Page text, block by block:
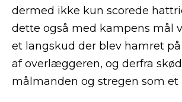
dermed ikke kun scorede
dette også med kampens mål
et langskud der blev hamret
af overlæggeren, og derfra
målmanden og stregen som et